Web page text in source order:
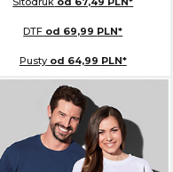
DTF od 69,99 PLN*
Pustyod 64,99 PLN*